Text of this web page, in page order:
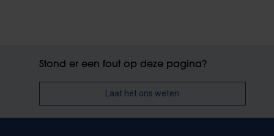
Stond er een fout op deze pagina?
Laat het ons weten